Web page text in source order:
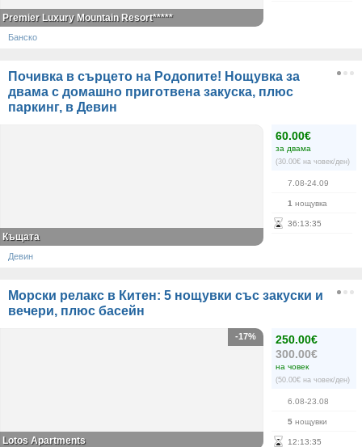
Premier Luxury Mountain Resort*****
Банско
Почивка в сърцето на Родопите! Нощувка за
двама с домашно приготвена закуска, плюс
паркинг, в Девин
60.00€
за двама
(30.00€ на човек/ден)
7.08-24.09
1 нощувка
36:13:35
Къщата
Девин
Морски релакс в Китен: 5 нощувки със закуски и
вечери, плюс басейн
250.00€
300.00€
на човек
(50.00€ на човек/ден)
6.08-23.08
5 нощувки
12:13:35
-17%
Lotos Apartments